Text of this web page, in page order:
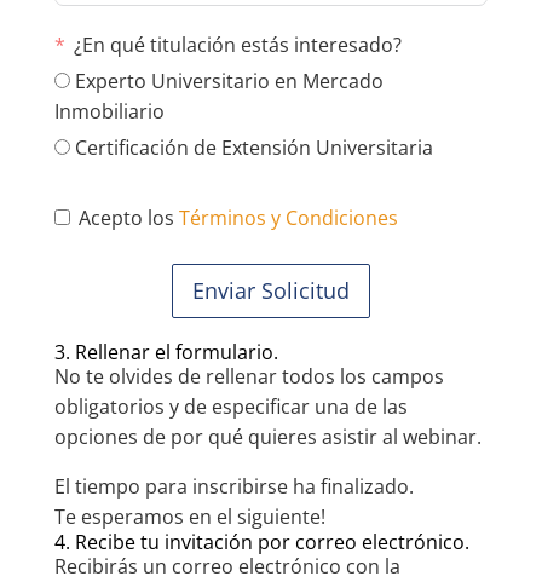
¿En qué titulación estás interesado?
Experto Universitario en Mercado
Inmobiliario
Certificación de Extensión Universitaria
Acepto los Términos y Condiciones
Enviar Solicitud
3. Rellenar el formulario.
No te olvides de rellenar todos los campos
obligatorios y de especificar una de las
opciones de por qué quieres asistir al webinar.
El tiempo para inscribirse ha finalizado.
Te esperamos en el siguiente!
4. Recibe tu invitación por correo electrónico.
Recibirás un correo electrónico con la